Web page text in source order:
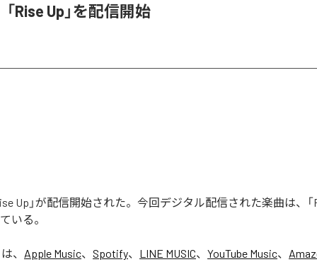
Rise Up」を配信開始
Up」が配信開始された。今回デジタル配信された楽曲は、「
いる。
は、 Apple Music、 Spotify、 LINE MUSIC、 YouTube Music、